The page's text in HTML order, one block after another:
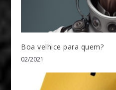
Boa velhice para quem?
02/2021